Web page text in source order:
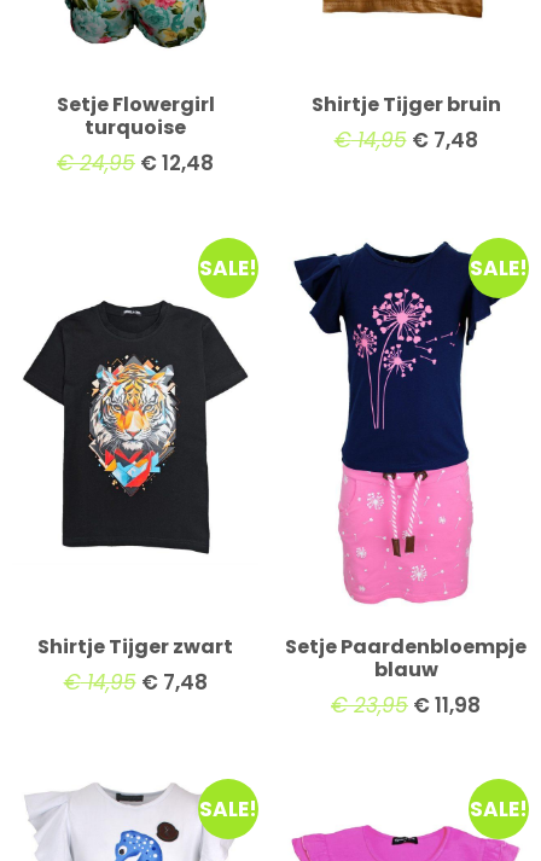
Setje Flowergirl
turquoise
€24,95 €12,48
Shirtje Tijger bruin
€14,95 €7,48
SALE!
Shirtje Tijger zwart
€14,95 €7,48
SALE!
Setje Paardenbloempje
blauw
€23,95 €11,98
SALE! SALE!